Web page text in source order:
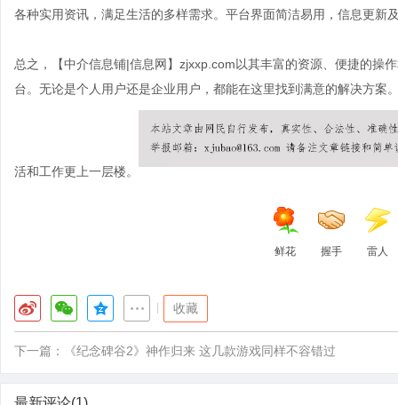
各种实用资讯，满足生活的多样需求。平台界面简洁易用，信息更新
总之，【中介信息铺|信息网】zjxxp.com以其丰富的资源、便捷的操
台。无论是个人用户还是企业用户，都能在这里找到满意的解决方
活和工作更上一层楼。
鲜花 握手 雷人
收藏
下一篇： 《纪念碑谷2》神作归来 这几款游戏同样不容错过